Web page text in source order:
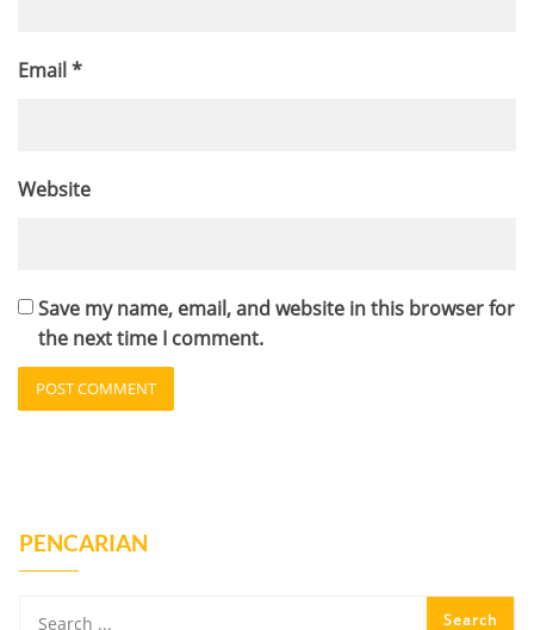
Email *
Website
Save my name, email, and website in this browser for
the next time I comment.
PENCARIAN